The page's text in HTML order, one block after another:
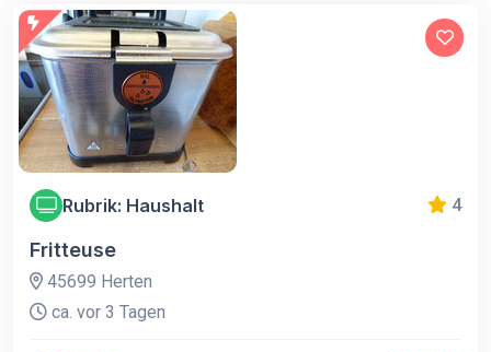
Rubrik: Haushalt 4
Fritteuse
45699 Herten
ca. vor 3 Tagen